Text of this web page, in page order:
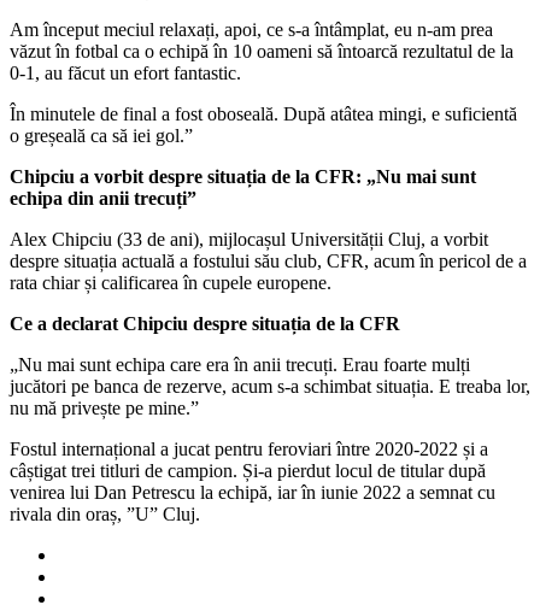
Am început meciul relaxați, apoi, ce s-a întâmplat, eu n-am prea
văzut în fotbal ca o echipă în 10 oameni să întoarcă rezultatul de la
0-1, au făcut un efort fantastic.
În minutele de final a fost oboseală. După atâtea mingi, e suficientă
o greșeală ca să iei gol.”
Chipciu a vorbit despre situația de la CFR: „Nu mai sunt
echipa din anii trecuți”
Alex Chipciu (33 de ani), mijlocașul Universității Cluj, a vorbit
despre situația actuală a fostului său club, CFR, acum în pericol de a
rata chiar și calificarea în cupele europene.
Ce a declarat Chipciu despre situația de la CFR
„Nu mai sunt echipa care era în anii trecuți. Erau foarte mulți
jucători pe banca de rezerve, acum s-a schimbat situația. E treaba lor,
nu mă privește pe mine.”
Fostul internațional a jucat pentru feroviari între 2020-2022 și a
câștigat trei titluri de campion. Și-a pierdut locul de titular după
venirea lui Dan Petrescu la echipă, iar în iunie 2022 a semnat cu
rivala din oraș, ”U” Cluj.